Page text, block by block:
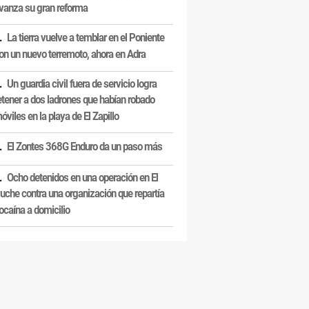
su gran reforma
La tierra vuelve a temblar en el Poniente
un nuevo terremoto, ahora en Adra
Un guardia civil fuera de servicio logra
a dos ladrones que habían robado
en la playa de El Zapillo
El Zontes 368G Enduro da un paso más
Ocho detenidos en una operación en El
contra una organización que repartía
a domicilio